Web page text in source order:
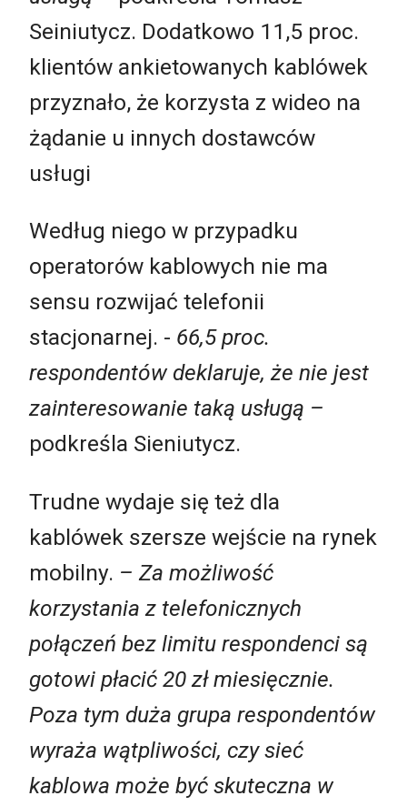
Seiniutycz. Dodatkowo 11,5 proc.
klientów ankietowanych kablówek
przyznało, że korzysta z wideo na
żądanie u innych dostawców
usługi
Według niego w przypadku
operatorów kablowych nie ma
sensu rozwijać telefonii
stacjonarnej. - 66,5 proc.
respondentów deklaruje, że nie jest
zainteresowanie taką usługą –
podkreśla Sieniutycz.
Trudne wydaje się też dla
kablówek szersze wejście na rynek
mobilny. – Za możliwość
korzystania z telefonicznych
połączeń bez limitu respondenci są
gotowi płacić 20 zł miesięcznie.
Poza tym duża grupa respondentów
wyraża wątpliwości, czy sieć
kablowa może być skuteczna w